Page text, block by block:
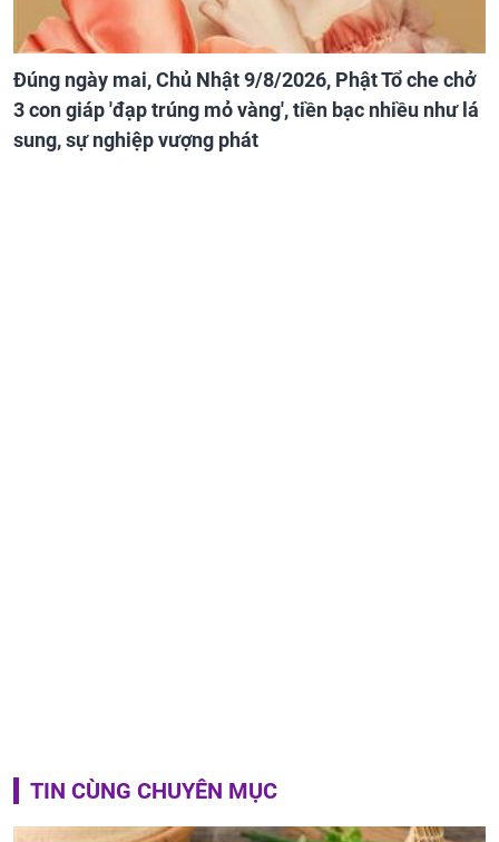
Đúng ngày mai, Chủ Nhật 9/8/2026, Phật Tổ che chở
3 con giáp 'đạp trúng mỏ vàng', tiền bạc nhiều như lá
sung, sự nghiệp vượng phát
TIN CÙNG CHUYÊN MỤC